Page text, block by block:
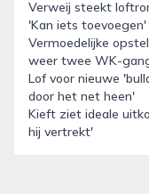
Verweij steekt
'Kan iets toevoegen'
Vermoedelijke
weer twee WK-
Lof voor nieuwe
door het net heen'
Kieft ziet ideale
hij vertrekt'